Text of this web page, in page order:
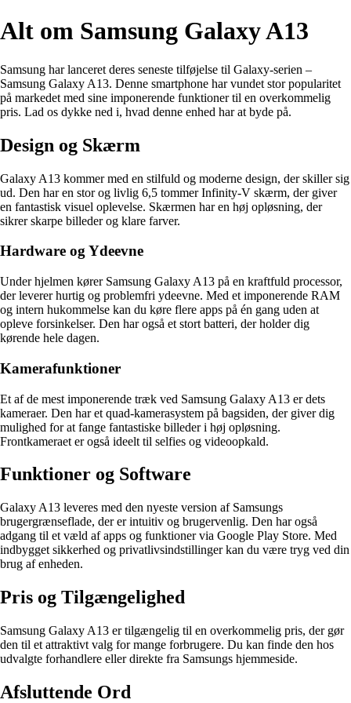
Alt om Samsung Galaxy A13
Samsung har lanceret deres seneste tilføjelse til Galaxy-serien –
Samsung Galaxy A13. Denne smartphone har vundet stor popularitet
på markedet med sine imponerende funktioner til en overkommelig
pris. Lad os dykke ned i, hvad denne enhed har at byde på.
Design og Skærm
Galaxy A13 kommer med en stilfuld og moderne design, der skiller sig
ud. Den har en stor og livlig 6,5 tommer Infinity-V skærm, der giver
en fantastisk visuel oplevelse. Skærmen har en høj opløsning, der
sikrer skarpe billeder og klare farver.
Hardware og Ydeevne
Under hjelmen kører Samsung Galaxy A13 på en kraftfuld processor,
der leverer hurtig og problemfri ydeevne. Med et imponerende RAM
og intern hukommelse kan du køre flere apps på én gang uden at
opleve forsinkelser. Den har også et stort batteri, der holder dig
kørende hele dagen.
Kamerafunktioner
Et af de mest imponerende træk ved Samsung Galaxy A13 er dets
kameraer. Den har et quad-kamerasystem på bagsiden, der giver dig
mulighed for at fange fantastiske billeder i høj opløsning.
Frontkameraet er også ideelt til selfies og videoopkald.
Funktioner og Software
Galaxy A13 leveres med den nyeste version af Samsungs
brugergrænseflade, der er intuitiv og brugervenlig. Den har også
adgang til et væld af apps og funktioner via Google Play Store. Med
indbygget sikkerhed og privatlivsindstillinger kan du være tryg ved din
brug af enheden.
Pris og Tilgængelighed
Samsung Galaxy A13 er tilgængelig til en overkommelig pris, der gør
den til et attraktivt valg for mange forbrugere. Du kan finde den hos
udvalgte forhandlere eller direkte fra Samsungs hjemmeside.
Afsluttende Ord